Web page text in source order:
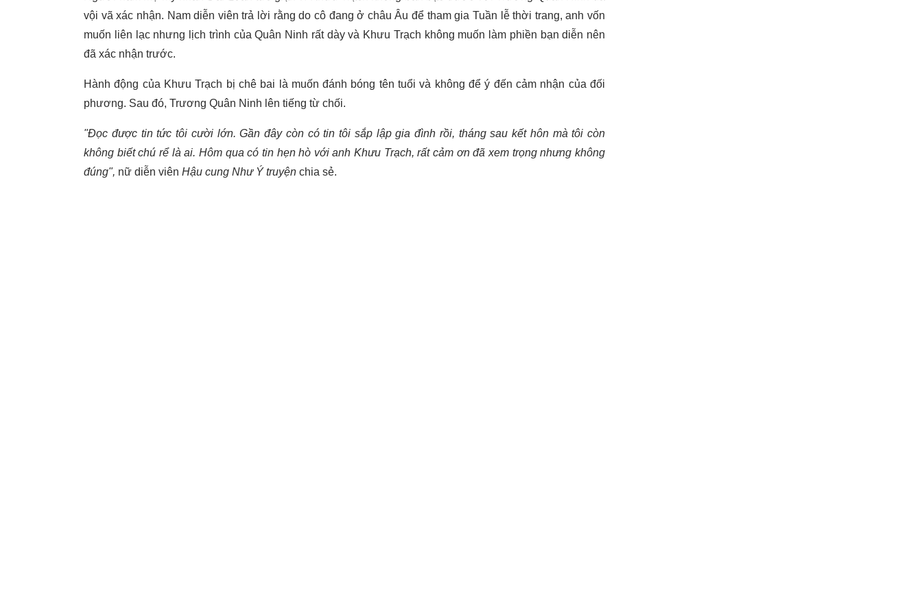
vội vã xác nhận. Nam diễn viên trả lời rằng do cô đang ở châu Âu để tham gia Tuần lễ thời trang, anh vốn
muốn liên lạc nhưng lịch trình của Quân Ninh rất dày và Khưu Trạch không muốn làm phiền bạn diễn nên
đã xác nhận trước.
Hành động của Khưu Trạch bị chê bai là muốn đánh bóng tên tuổi và không để ý đến cảm nhận của đối
phương. Sau đó, Trương Quân Ninh lên tiếng từ chối.
"Đọc được tin tức tôi cười lớn. Gần đây còn có tin tôi sắp lập gia đình rồi, tháng sau kết hôn mà tôi còn
không biết chú rể là ai. Hôm qua có tin hẹn hò với anh Khưu Trạch, rất cảm ơn đã xem trọng nhưng không
đúng", nữ diễn viên Hậu cung Như Ý truyện chia sẻ.